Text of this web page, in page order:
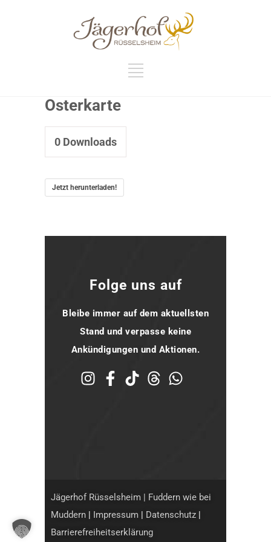
Osterkarte
0 Downloads
Jetzt herunterladen!
Folge uns auf
Bleibe immer auf dem aktuellsten
Stand und verpasse keine
Ankündigungen und Aktionen.
Jägerhof Rüsselsheim | Fuddern wie bei
Muddern | Impressum | Datenschutz |
Barrierefreiheitserklärung